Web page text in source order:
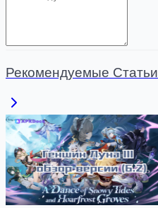
Рекомендуемые Статьи